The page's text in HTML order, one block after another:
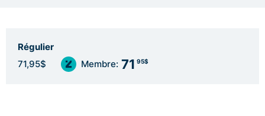
Régulier
71,95$ Membre: 71 95$